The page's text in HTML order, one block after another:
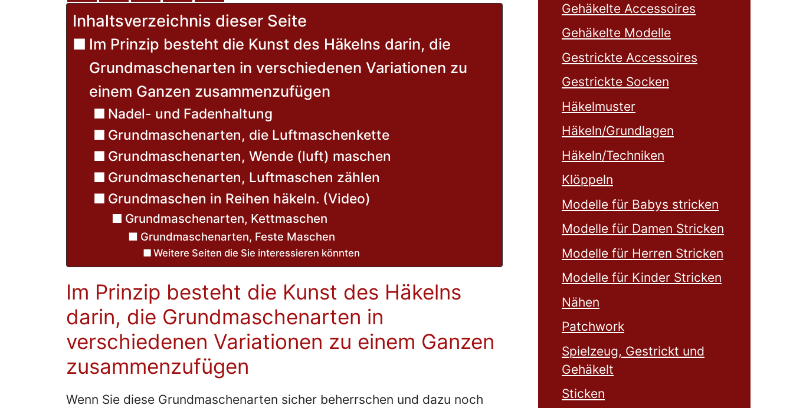
Inhaltsverzeichnis dieser Seite
Im Prinzip besteht die Kunst des Häkelns darin, die
Grundmaschenarten in verschiedenen Variationen zu
einem Ganzen zusammenzufügen
Nadel- und Fadenhaltung
Grundmaschenarten, die Luftmaschenkette
Grundmaschenarten, Wende (luft) maschen
Grundmaschenarten, Luftmaschen zählen
Grundmaschen in Reihen häkeln. (Video)
Grundmaschenarten, Kettmaschen
Grundmaschenarten, Feste Maschen
Weitere Seiten die Sie interessieren könnten
Im Prinzip besteht die Kunst des Häkelns
darin, die Grundmaschenarten in
verschiedenen Variationen zu einem Ganzen
zusammenzufügen
Wenn Sie diese Grundmaschenarten sicher beherrschen und dazu noch
Gehäkelte Accessoires
Gehäkelte Modelle
Gestrickte Accessoires
Gestrickte Socken
Häkelmuster
Häkeln/Grundlagen
Häkeln/Techniken
Klöppeln
Modelle für Babys stricken
Modelle für Damen Stricken
Modelle für Herren Stricken
Modelle für Kinder Stricken
Nähen
Patchwork
Spielzeug, Gestrickt und
Gehäkelt
Sticken